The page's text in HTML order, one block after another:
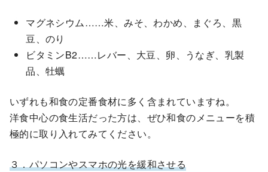
マグネシウム……米、みそ、わかめ、まぐろ、黒
豆、のり
ビタミンB2……レバー、大豆、卵、うなぎ、乳製
品、牡蠣
いずれも和食の定番食材に多く含まれていますね。
洋食中心の食生活だった方は、ぜひ和食のメニューを積
極的に取り入れてみてください。
３．パソコンやスマホの光を緩和させる